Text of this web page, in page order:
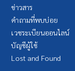
ข่าวสาร
คำถามที่พบบ่อย
เวชระเบียนออนไลน์
บัญชีผู้ใช้
Lost and Found